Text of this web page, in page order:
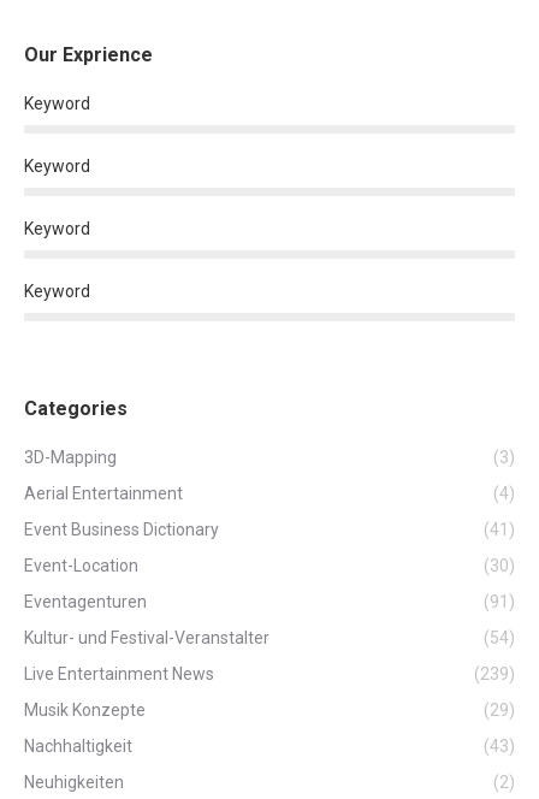
Our Exprience
Keyword
Keyword
Keyword
Keyword
Categories
3D-Mapping
(3)
Aerial Entertainment
(4)
Event Business Dictionary
(41)
Event-Location
(30)
Eventagenturen
(91)
Kultur- und Festival-Veranstalter
(54)
Live Entertainment News
(239)
Musik Konzepte
(29)
Nachhaltigkeit
(43)
Neuhigkeiten
(2)